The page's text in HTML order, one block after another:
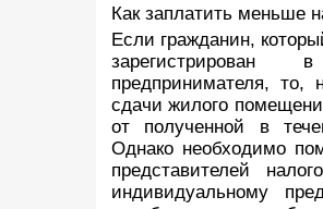
Как заплатить меньше
Если гражданин,
зарегистрирован
предпринимателя, то,
сдачи жилого
от полученной в
Однако необходимо
представителей
индивидуальному